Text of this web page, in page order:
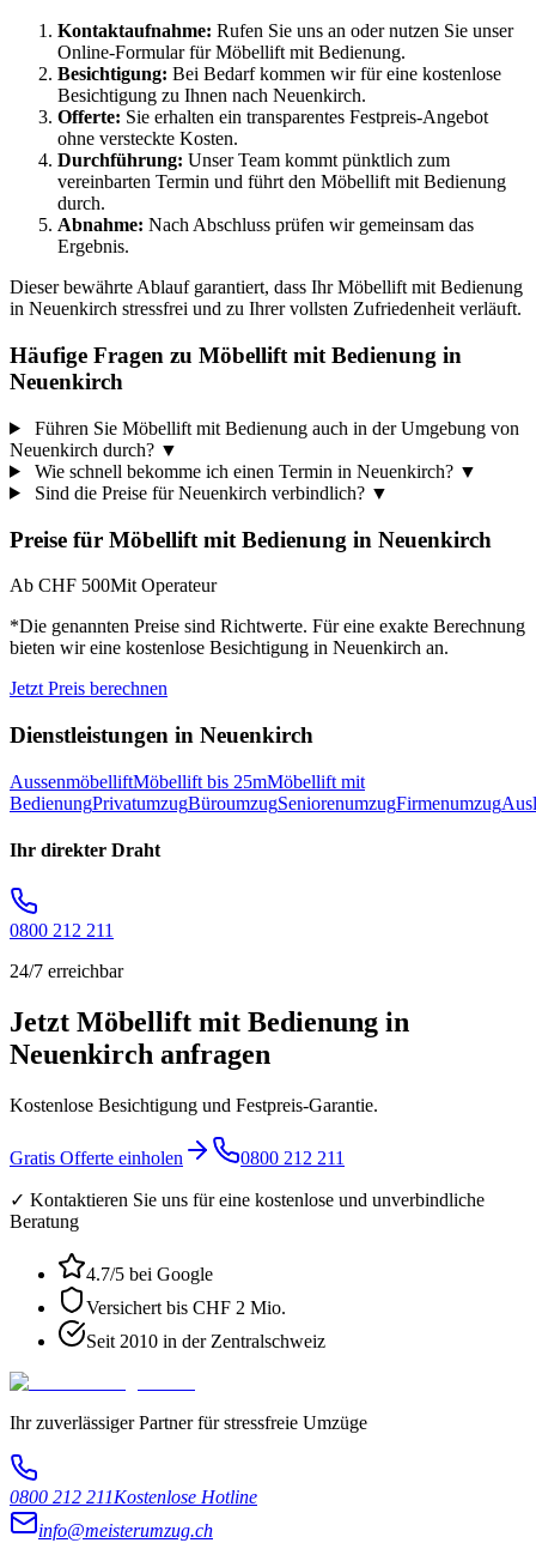
Kontaktaufnahme: Rufen Sie uns an oder nutzen Sie unser
Online-Formular für Möbellift mit Bedienung.
Besichtigung: Bei Bedarf kommen wir für eine kostenlose
Besichtigung zu Ihnen nach Neuenkirch.
Offerte: Sie erhalten ein transparentes Festpreis-Angebot
ohne versteckte Kosten.
Durchführung: Unser Team kommt pünktlich zum
vereinbarten Termin und führt den Möbellift mit Bedienung
durch.
Abnahme: Nach Abschluss prüfen wir gemeinsam das
Ergebnis.
Dieser bewährte Ablauf garantiert, dass Ihr Möbellift mit Bedienung
in Neuenkirch stressfrei und zu Ihrer vollsten Zufriedenheit verläuft.
Häufige Fragen zu Möbellift mit Bedienung in
Neuenkirch
Führen Sie Möbellift mit Bedienung auch in der Umgebung von
Neuenkirch durch? ▼
Wie schnell bekomme ich einen Termin in Neuenkirch? ▼
Sind die Preise für Neuenkirch verbindlich? ▼
Preise für Möbellift mit Bedienung in Neuenkirch
Ab CHF 500Mit Operateur
*Die genannten Preise sind Richtwerte. Für eine exakte Berechnung
bieten wir eine kostenlose Besichtigung in Neuenkirch an.
Jetzt Preis berechnen
Dienstleistungen in Neuenkirch
AussenmöbelliftMöbellift bis 25mMöbellift mit
BedienungPrivatumzugBüroumzugSeniorenumzugFirmenumzug
Ihr direkter Draht
0800 212 211
24/7 erreichbar
Jetzt Möbellift mit Bedienung in
Neuenkirch anfragen
Kostenlose Besichtigung und Festpreis-Garantie.
Gratis Offerte einholen 0800 212 211
✓ Kontaktieren Sie uns für eine kostenlose und unverbindliche
Beratung
4.7/5 bei Google
Versichert bis CHF 2 Mio.
Seit 2010 in der Zentralschweiz
Ihr zuverlässiger Partner für stressfreie Umzüge
0800 212 211Kostenlose Hotline
info@meisterumzug.ch